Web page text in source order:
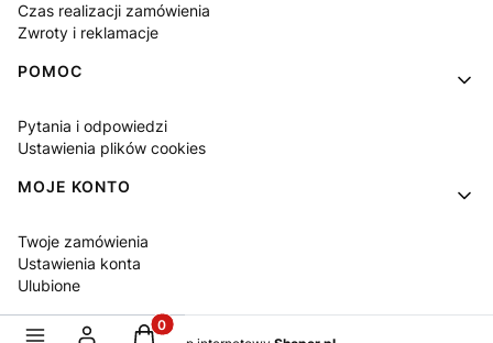
Czas realizacji zamówienia
Zwroty i reklamacje
POMOC
Pytania i odpowiedzi
Ustawienia plików cookies
MOJE KONTO
Twoje zamówienia
Ustawienia konta
Ulubione
Produkty w koszyku: 0. Zobacz szczegóły